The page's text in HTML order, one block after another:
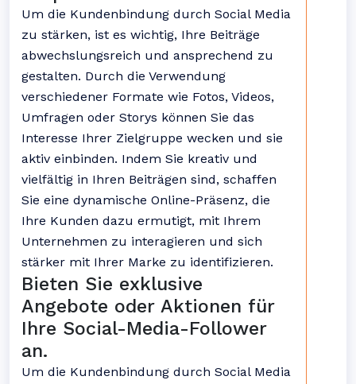
Um die Kundenbindung durch Social Media
zu stärken, ist es wichtig, Ihre Beiträge
abwechslungsreich und ansprechend zu
gestalten. Durch die Verwendung
verschiedener Formate wie Fotos, Videos,
Umfragen oder Storys können Sie das
Interesse Ihrer Zielgruppe wecken und sie
aktiv einbinden. Indem Sie kreativ und
vielfältig in Ihren Beiträgen sind, schaffen
Sie eine dynamische Online-Präsenz, die
Ihre Kunden dazu ermutigt, mit Ihrem
Unternehmen zu interagieren und sich
stärker mit Ihrer Marke zu identifizieren.
Bieten Sie exklusive
Angebote oder Aktionen für
Ihre Social-Media-Follower
an.
Um die Kundenbindung durch Social Media